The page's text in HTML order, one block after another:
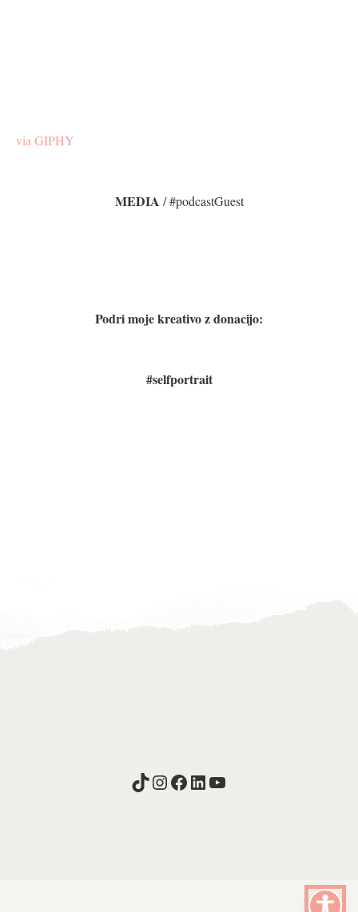
via GIPHY
MEDIA / #podcastGuest
Podri moje kreativo z donacijo:
#selfportrait
TikTok
Instagram
Facebook
LinkedIn
YouTube